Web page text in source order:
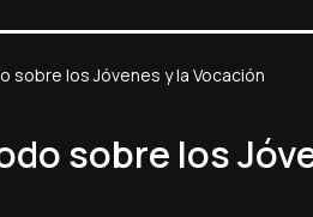
sobre los Jóvenes y la Vocación
sobre los